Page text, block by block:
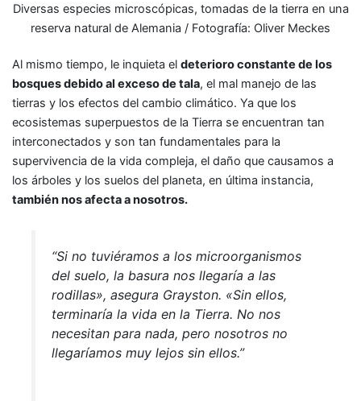
Diversas especies microscópicas, tomadas de la tierra en una
reserva natural de Alemania / Fotografía: Oliver Meckes
Al mismo tiempo, le inquieta el deterioro constante de los
bosques debido al exceso de tala, el mal manejo de las
tierras y los efectos del cambio climático. Ya que los
ecosistemas superpuestos de la Tierra se encuentran tan
interconectados y son tan fundamentales para la
supervivencia de la vida compleja, el daño que causamos a
los árboles y los suelos del planeta, en última instancia,
también nos afecta a nosotros.
“Si no tuviéramos a los microorganismos
del suelo, la basura nos llegaría a las
rodillas», asegura Grayston. «Sin ellos,
terminaría la vida en la Tierra. No nos
necesitan para nada, pero nosotros no
llegaríamos muy lejos sin ellos.”